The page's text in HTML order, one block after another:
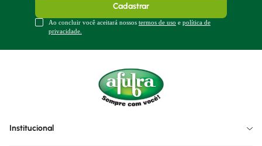
Cadastrar
Ao concluir você aceitará nossos termos de uso e política de
privacidade.
Institucional